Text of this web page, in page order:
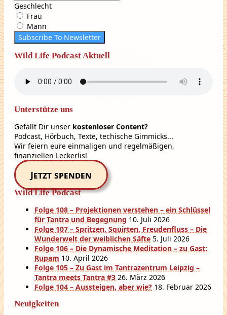
Geschlecht
Frau
Mann
Subscribe To Newsletter
Wild Life Podcast Aktuell
Unterstütze uns
Gefällt Dir unser kostenloser Content?
Podcast, Hörbuch, Texte, techische Gimmicks...
Wir feiern eure einmaligen und regelmäßigen,
finanziellen Leckerlis!
Jetzt spenden
Wild Life Podcast
Folge 108 – Projektionen verstehen – ein Schlüssel
für Tantra und Begegnung 10. Juli 2026
Folge 107 – Spritzen, Squirten, Freudenfluss – Die
Wunderwelt der weiblichen Säfte 5. Juli 2026
Folge 106 – Die Dynamische Meditation – zu Gast:
Rupam 10. April 2026
Folge 105 – Zu Gast im Tantrazentrum Leipzig –
Tantra meets Tantra #3 26. März 2026
Folge 104 – Aussteigen, aber wie? 18. Februar 2026
Neuigkeiten